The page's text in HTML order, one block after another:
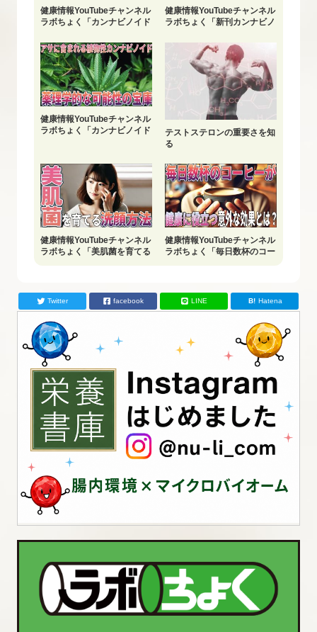
健康情報YouTubeチャンネル
ラボちょく「カンナビノイド
健康情報YouTubeチャンネル
ラボちょく「新刊カンナビノ
健康情報YouTubeチャンネル
ラボちょく「カンナビノイド
テストステロンの重要さを知
る
健康情報YouTubeチャンネル
ラボちょく「美肌菌を育てる
健康情報YouTubeチャンネル
ラボちょく「毎日数杯のコー
Twitter facebook LINE Hatena